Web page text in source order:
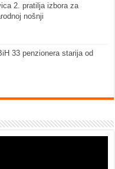
2. pratilja izbora za
nošnji
33 penzionera starija od